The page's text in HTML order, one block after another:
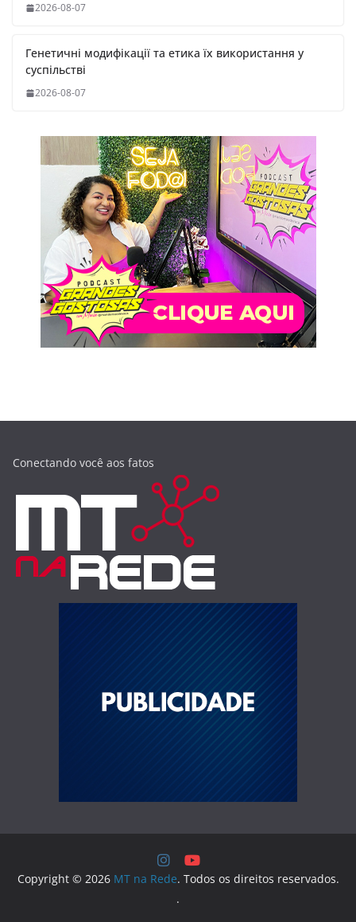
2026-08-07
Генетичні модифікації та етика їх використання у
суспільстві
2026-08-07
Conectando você aos fatos
Copyright © 2026 MT na Rede. Todos os direitos reservados.
.